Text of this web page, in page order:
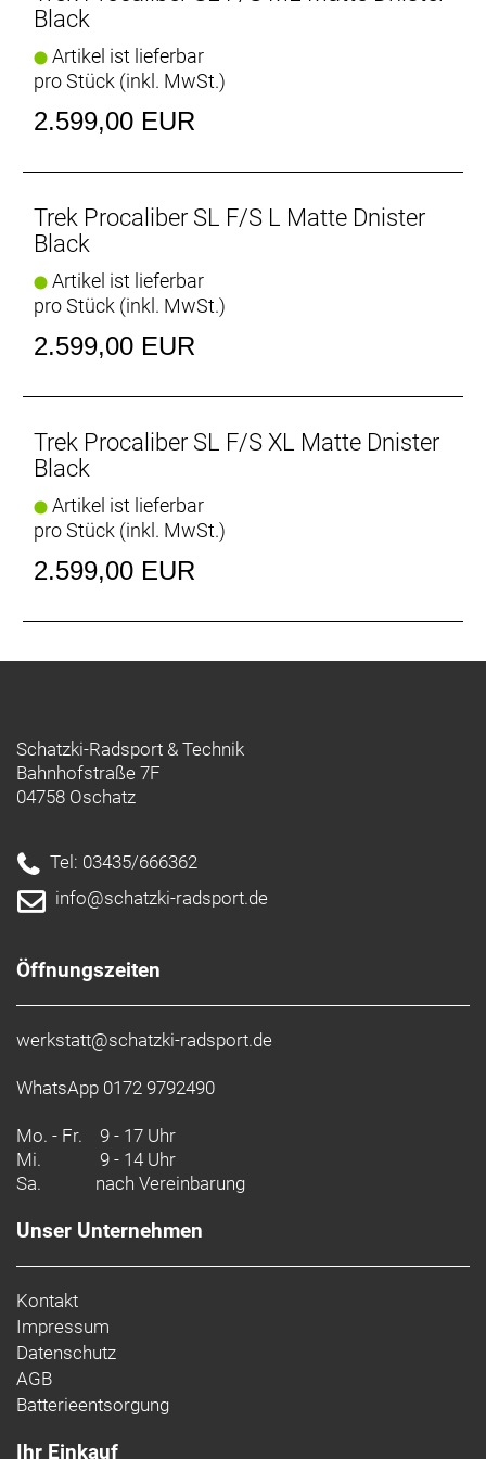
- Boost148-Einbaubreite für 29"-Laufräder bei
Größe S kommen mit einer 142 x 12 mm-
Hinterradachse und rollen auf 27-Zoll-Laufrädern
OCLV Mountain Carbon
und besonders strenger Teststandards ist das von
Trek speziell für Mountainbikes entwickelte Carbon
IsoSpeed-Komfort
IsoSpeed reduziert die Kraftspitzen von Stößen und
Vibrationen, sodass du effizienter und länger
Black
Artikel ist lieferbar
pro Stück (inkl. MwSt.)
2.599,00 EUR
Trek Procaliber SL F/S L Matte Dnister
Black
Artikel ist lieferbar
pro Stück (inkl. MwSt.)
2.599,00 EUR
Trek Procaliber SL F/S XL Matte Dnister
Black
Artikel ist lieferbar
pro Stück (inkl. MwSt.)
2.599,00 EUR
Schatzki-Radsport & Technik
Bahnhofstraße 7F
04758 Oschatz
Tel: 03435/666362
info@schatzki-radsport.de
Öffnungszeiten
werkstatt@schatzki-radsport.de
WhatsApp 0172 9792490
Mo. - Fr. 9 - 17 Uhr
Mi.
9 - 14 Uhr
Sa.
nach Vereinbarung
Unser Unternehmen
Kontakt
Impressum
Datenschutz
AGB
Batterieentsorgung
Ihr Einkauf